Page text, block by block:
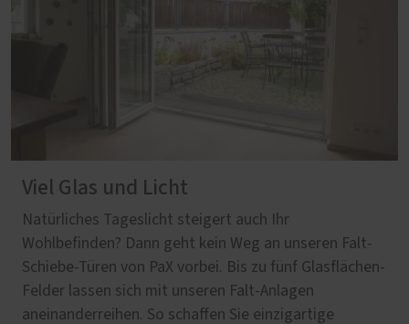
Viel Glas und Licht
Natürliches Tageslicht steigert auch Ihr
Wohlbefinden? Dann geht kein Weg an unseren Falt-
Schiebe-Türen von PaX vorbei. Bis zu fünf Glasflächen-
Felder lassen sich mit unseren Falt-Anlagen
aneinanderreihen. So schaffen Sie einzigartige